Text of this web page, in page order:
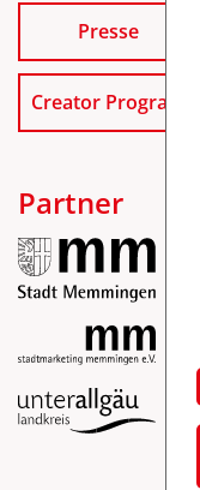
Presse
Creator Program
Partner